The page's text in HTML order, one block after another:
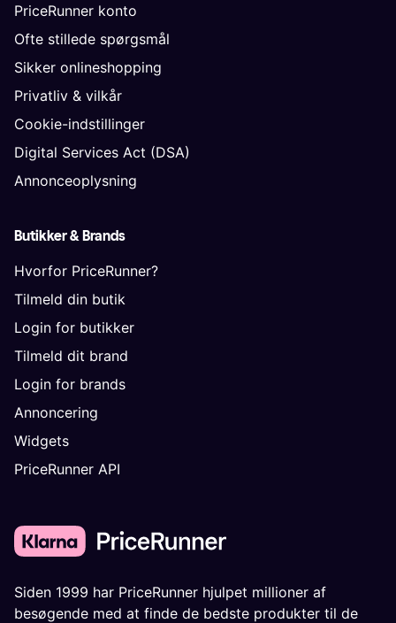
PriceRunner konto
Ofte stillede spørgsmål
Sikker onlineshopping
Privatliv & vilkår
Cookie-indstillinger
Digital Services Act (DSA)
Annonceoplysning
Butikker & Brands
Hvorfor PriceRunner?
Tilmeld din butik
Login for butikker
Tilmeld dit brand
Login for brands
Annoncering
Widgets
PriceRunner API
Siden 1999 har PriceRunner hjulpet millioner af
besøgende med at finde de bedste produkter til de